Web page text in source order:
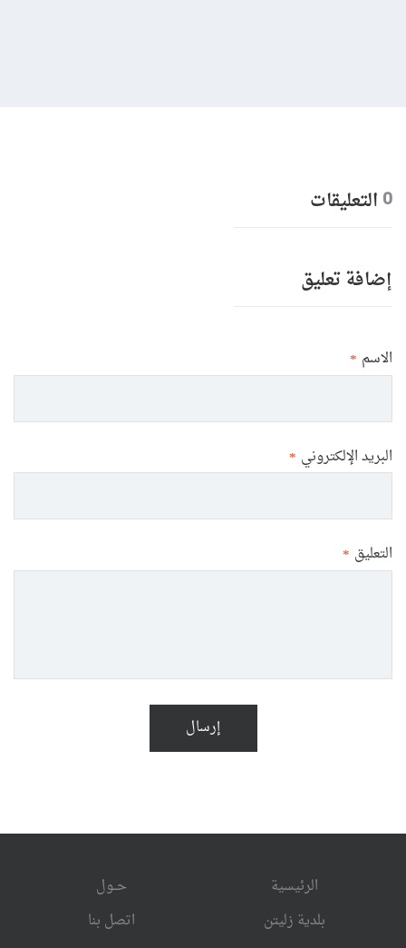
0 التعليقات
إضافة تعليق
الاسم *
البريد الإلكتروني *
التعليق *
إرسال
الرئيسية
حــول
بلدية زليتن
اتصل بنا